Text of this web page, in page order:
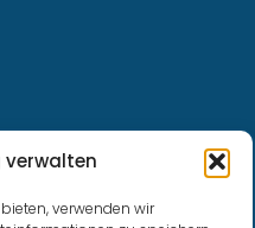
verwenden wir